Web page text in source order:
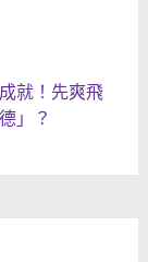
就！先爽飛
」？